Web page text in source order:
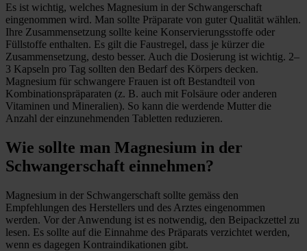
Es ist wichtig, welches Magnesium in der Schwangerschaft
eingenommen wird. Man sollte Präparate von guter Qualität wählen.
Ihre Zusammensetzung sollte keine Konservierungsstoffe oder
Füllstoffe enthalten. Es gilt die Faustregel, dass je kürzer die
Zusammensetzung, desto besser. Auch die Dosierung ist wichtig. 2–
3 Kapseln pro Tag sollten den Bedarf des Körpers decken.
Magnesium für schwangere Frauen ist oft Bestandteil von
Kombinationspräparaten (z. B. auch mit Folsäure oder anderen
Vitaminen und Mineralien). So kann die werdende Mutter die
Anzahl der einzunehmenden Tabletten reduzieren.
Wie sollte man Magnesium in der
Schwangerschaft einnehmen?
Magnesium in der Schwangerschaft sollte gemäss den
Empfehlungen des Herstellers und des Arztes eingenommen
werden. Vor der Anwendung ist es notwendig, den Beipackzettel zu
lesen. Es sollte auf die Einnahme des Präparats verzichtet werden,
wenn es dagegen Kontraindikationen gibt.